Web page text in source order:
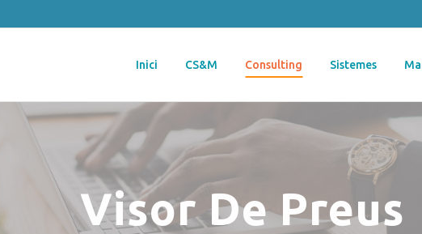
Inici CS&M Consulting Sistemes
Visor De Preus